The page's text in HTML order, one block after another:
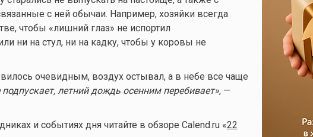
с ней обычаи. Например, хозяйки всегда
чтобы «лишний глаз» не испортил
ни на стул, ни на кадку, чтобы у коровы не
очевидным, воздух остывал, а в небе все чаще
летний дождь осенним перебивает», —
и событиях дня читайте в обзоре Calend.ru «22